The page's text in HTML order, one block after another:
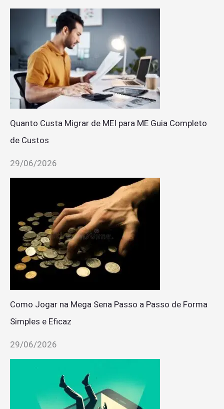
Quanto Custa Migrar de MEI para ME Guia Completo
de Custos
29/06/2026
Como Jogar na Mega Sena Passo a Passo de Forma
Simples e Eficaz
29/06/2026